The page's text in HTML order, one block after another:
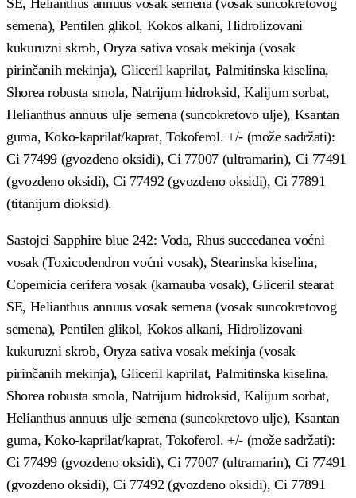
SE, Helianthus annuus vosak semena (vosak suncokretovog
semena), Pentilen glikol, Kokos alkani, Hidrolizovani
kukuruzni skrob, Oryza sativa vosak mekinja (vosak
pirinčanih mekinja), Gliceril kaprilat, Palmitinska kiselina,
Shorea robusta smola, Natrijum hidroksid, Kalijum sorbat,
Helianthus annuus ulje semena (suncokretovo ulje), Ksantan
guma, Koko-kaprilat/kaprat, Tokoferol. +/- (može sadržati):
Ci 77499 (gvozdeno oksidi), Ci 77007 (ultramarin), Ci 77491
(gvozdeno oksidi), Ci 77492 (gvozdeno oksidi), Ci 77891
(titanijum dioksid).
Sastojci Sapphire blue 242: Voda, Rhus succedanea voćni
vosak (Toxicodendron voćni vosak), Stearinska kiselina,
Copernicia cerifera vosak (karnauba vosak), Gliceril stearat
SE, Helianthus annuus vosak semena (vosak suncokretovog
semena), Pentilen glikol, Kokos alkani, Hidrolizovani
kukuruzni skrob, Oryza sativa vosak mekinja (vosak
pirinčanih mekinja), Gliceril kaprilat, Palmitinska kiselina,
Shorea robusta smola, Natrijum hidroksid, Kalijum sorbat,
Helianthus annuus ulje semena (suncokretovo ulje), Ksantan
guma, Koko-kaprilat/kaprat, Tokoferol. +/- (može sadržati):
Ci 77499 (gvozdeno oksidi), Ci 77007 (ultramarin), Ci 77491
(gvozdeno oksidi), Ci 77492 (gvozdeno oksidi), Ci 77891